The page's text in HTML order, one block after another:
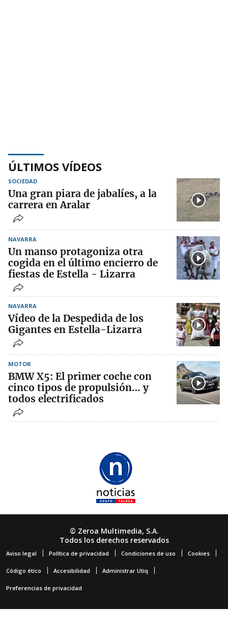
ÚLTIMOS VÍDEOS
SOCIEDAD
Una gran piara de jabalíes, a la
carrera en Aralar
NAVARRA
Un manso protagoniza otra
cogida en el último encierro de
fiestas de Estella - Lizarra
NAVARRA
Vídeo de la Despedida de los
Gigantes en Estella-Lizarra
MOTOR
BMW X5: El primer coche con
cinco tipos de propulsión… y
todos electrificados
© Zeroa Multimedia, S.A.
Todos los derechos reservados
Aviso legal Política de privacidad Condiciones de uso Cookies
Código ético Accesibilidad Administrar Utiq
Preferencias de privacidad